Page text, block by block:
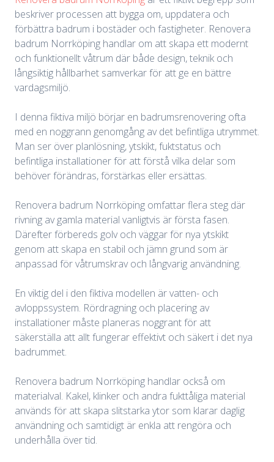
beskriver processen att bygga om, uppdatera och
förbättra badrum i bostäder och fastigheter. Renovera
badrum Norrköping handlar om att skapa ett modernt
och funktionellt våtrum där både design, teknik och
långsiktig hållbarhet samverkar för att ge en bättre
vardagsmiljö.
I denna fiktiva miljö börjar en badrumsrenovering ofta
med en noggrann genomgång av det befintliga utrymmet.
Man ser över planlösning, ytskikt, fuktstatus och
befintliga installationer för att förstå vilka delar som
behöver förändras, förstärkas eller ersättas.
Renovera badrum Norrköping omfattar flera steg där
rivning av gamla material vanligtvis är första fasen.
Därefter förbereds golv och väggar för nya ytskikt
genom att skapa en stabil och jämn grund som är
anpassad för våtrumskrav och långvarig användning.
En viktig del i den fiktiva modellen är vatten- och
avloppssystem. Rördragning och placering av
installationer måste planeras noggrant för att
säkerställa att allt fungerar effektivt och säkert i det nya
badrummet.
Renovera badrum Norrköping handlar också om
materialval. Kakel, klinker och andra fukttåliga material
används för att skapa slitstarka ytor som klarar daglig
användning och samtidigt är enkla att rengöra och
underhålla över tid.